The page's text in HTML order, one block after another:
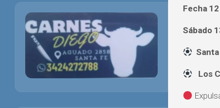
PRIMERA
FÚTBOL
INTERNACIONAL
Fecha 12
Sábado